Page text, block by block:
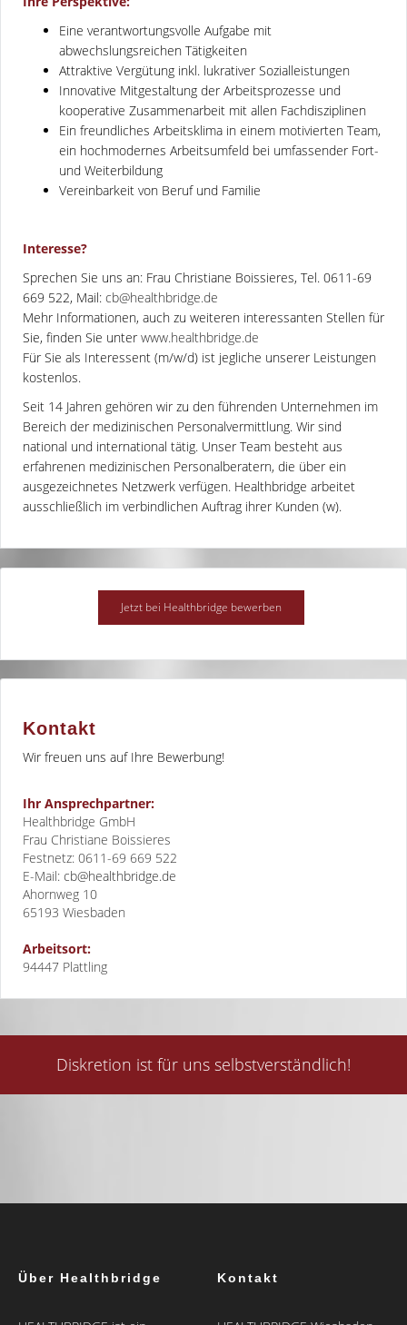
Eine verantwortungsvolle Aufgabe mit
abwechslungsreichen Tätigkeiten
Attraktive Vergütung inkl. lukrativer Sozialleistungen
Innovative Mitgestaltung der Arbeitsprozesse und
kooperative Zusammenarbeit mit allen Fachdisziplinen
Ein freundliches Arbeitsklima in einem motivierten Team,
ein hochmodernes Arbeitsumfeld bei umfassender Fort-
und Weiterbildung
Vereinbarkeit von Beruf und Familie
Interesse?
Sprechen Sie uns an: Frau Christiane Boissieres, Tel. 0611-69
669 522, Mail: cb@healthbridge.de
Mehr Informationen, auch zu weiteren interessanten Stellen für
Sie, finden Sie unter www.healthbridge.de
Für Sie als Interessent (m/w/d) ist jegliche unserer Leistungen
kostenlos.
Seit 14 Jahren gehören wir zu den führenden Unternehmen im
Bereich der medizinischen Personalvermittlung. Wir sind
national und international tätig. Unser Team besteht aus
erfahrenen medizinischen Personalberatern, die über ein
ausgezeichnetes Netzwerk verfügen. Healthbridge arbeitet
ausschließlich im verbindlichen Auftrag ihrer Kunden (w).
Kontakt
Wir freuen uns auf Ihre Bewerbung!
Ihr Ansprechpartner:
Healthbridge GmbH
Frau Christiane Boissieres
Festnetz: 0611-69 669 522
E-Mail: cb@healthbridge.de
Ahornweg 10
65193 Wiesbaden
Arbeitsort:
94447 Plattling
Diskretion ist für uns selbstverständlich!
Über Healthbridge Kontakt